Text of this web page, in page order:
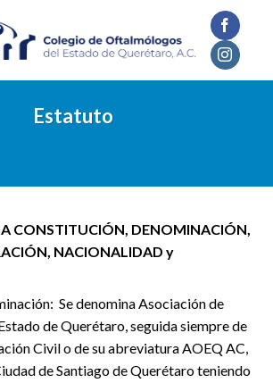
Estatuto
CONSTITUCIÓN, DENOMINACIÓN,
NACIONALIDAD y
Se denomina Asociación de
de Querétaro, seguida siempre de
Civil o de su abreviatura AOEQ AC,
de Santiago de Querétaro teniendo